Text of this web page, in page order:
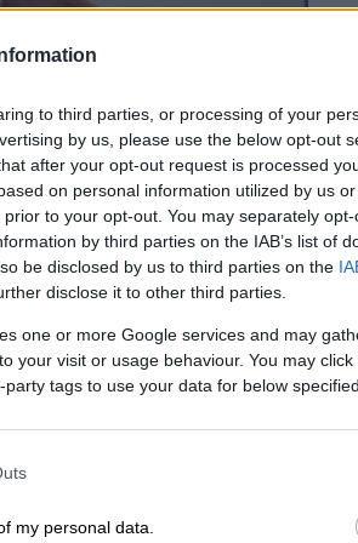
to third parties, or processing of your
by us, please use the below opt-out
after your opt-out request is processed
on personal information utilized by us
to your opt-out. You may separately
by third parties on the IAB’s list of
be disclosed by us to third parties on the
disclose it to other third parties.
one or more Google services and may
your visit or usage behaviour. You may
tags to use your data for below
my personal data.
τη νότια προβλήτα του
του Νότιου Προβλήτα
θέμα του Πειραιά". Είναι
άπτεται της οικονομίας
υπερβαίνει
Αφορά τη θέση
λεκάνης της